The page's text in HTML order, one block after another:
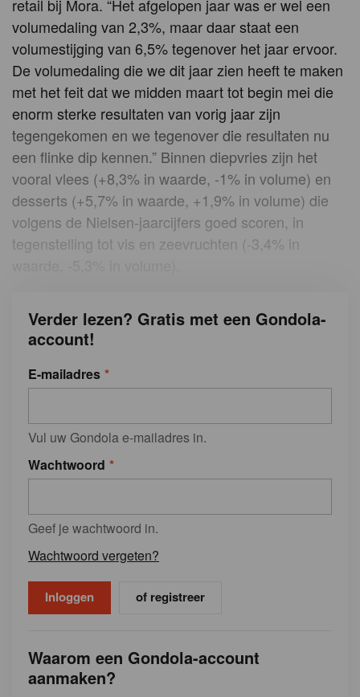
retail bij Mora. “Het afgelopen jaar was er wel een
volumedaling van 2,3%, maar daar staat een
volumestijging van 6,5% tegenover het jaar ervoor.
De volumedaling die we dit jaar zien heeft te maken
met het feit dat we midden maart tot begin mei die
enorm sterke resultaten van vorig jaar zijn
tegengekomen en we tegenover die resultaten nu
een flinke dip kennen.” Binnen diepvries zijn het
vooral vlees (+8,3% in waarde, -1% in volume) en
desserts (+5,7% in waarde, +1,9% in volume) die
volgens de Nielsen-jaarcijfers goed scoren, in
tegenstelling tot vis en zeevruchten (-3,4% in
Verder lezen? Gratis met een Gondola-
account!
E-mailadres
Vul uw Gondola e-mailadres in.
Wachtwoord
Geef je wachtwoord in.
Wachtwoord vergeten?
of registreer
Waarom een Gondola-account
aanmaken?